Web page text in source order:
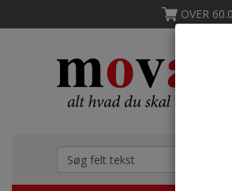
OVER